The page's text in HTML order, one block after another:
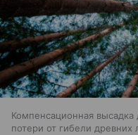
Компенсационная высадка
потери от гибели древних